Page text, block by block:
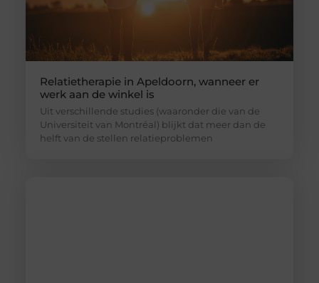
Relatietherapie in Apeldoorn, wanneer er
werk aan de winkel is
Uit verschillende studies (waaronder die van de
Universiteit van Montréal) blijkt dat meer dan de
helft van de stellen relatieproblemen